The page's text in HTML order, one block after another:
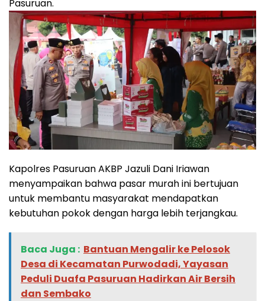
Pasuruan.
Kapolres Pasuruan AKBP Jazuli Dani Iriawan
menyampaikan bahwa pasar murah ini bertujuan
untuk membantu masyarakat mendapatkan
kebutuhan pokok dengan harga lebih terjangkau.
Baca Juga : ‎Bantuan Mengalir ke Pelosok
Desa di Kecamatan Purwodadi, Yayasan
Peduli Duafa Pasuruan Hadirkan Air Bersih
dan Sembako